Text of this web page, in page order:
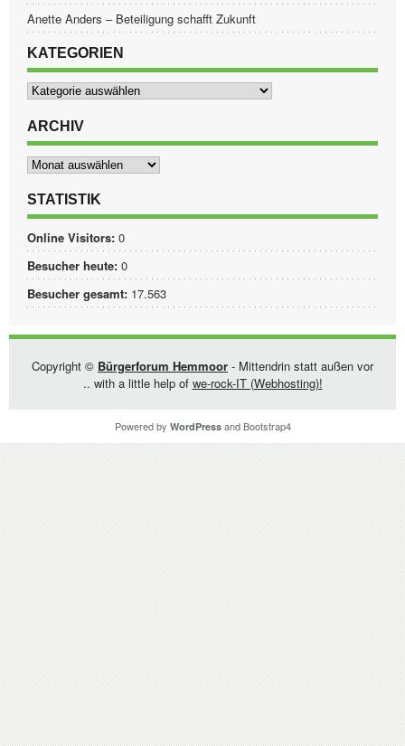
Anette Anders – Beteiligung schafft Zukunft
KATEGORIEN
Kategorien
ARCHIV
Archiv
STATISTIK
Online Visitors: 0
Besucher heute: 0
Besucher gesamt: 17.563
Copyright © Bürgerforum Hemmoor - Mittendrin statt außen vor
.. with a little help of we-rock-IT (Webhosting)!
Powered by WordPressand Bootstrap4